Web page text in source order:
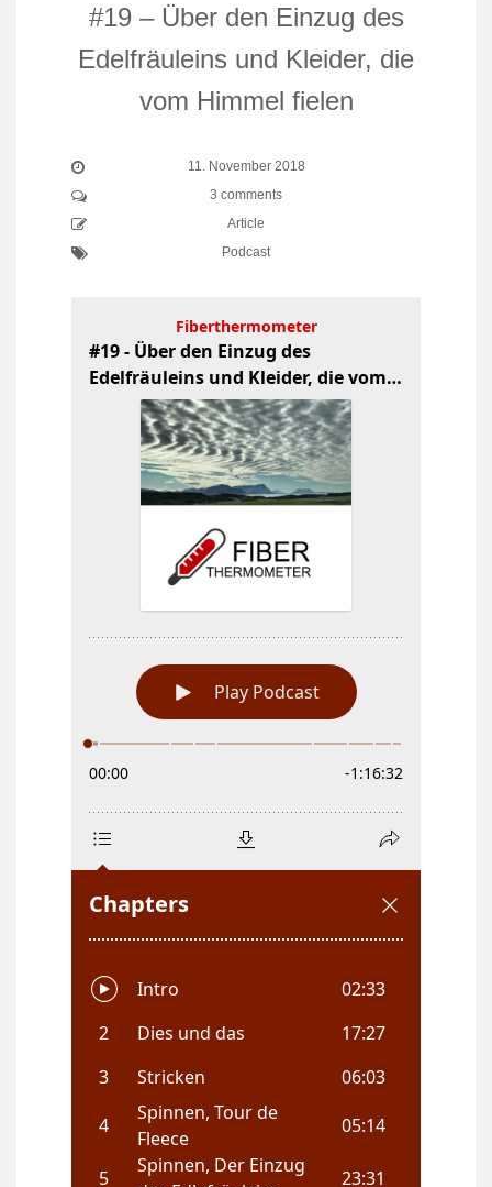
#19 – Über den Einzug des
Edelfräuleins und Kleider, die
vom Himmel fielen
11. November 2018
3 comments
Article
Podcast